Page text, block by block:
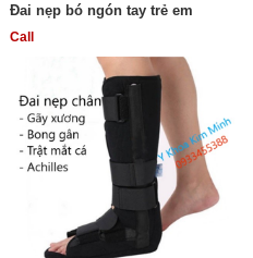
Đai nẹp bó ngón tay trẻ em
Call